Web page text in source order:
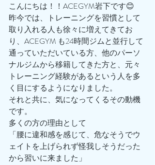
こんにちは！！ACEGYM岩下です😊
昨今では、トレーニングを習慣として
取り入れる人も徐々に増えてきてお
り、ACEGYM も24時間ジムと並行して
通っていただいている方、他のパーソ
ナルジムから移籍してきた方と、元々
トレーニング経験があるという人を多
く目にするようになりました。
それと共に、気になってくるその動機
です。
多くの方の理由として
「腰に違和感を感じて、危なそうでウ
ェイトを上げられず怪我しそうだった
から習いに来ました」